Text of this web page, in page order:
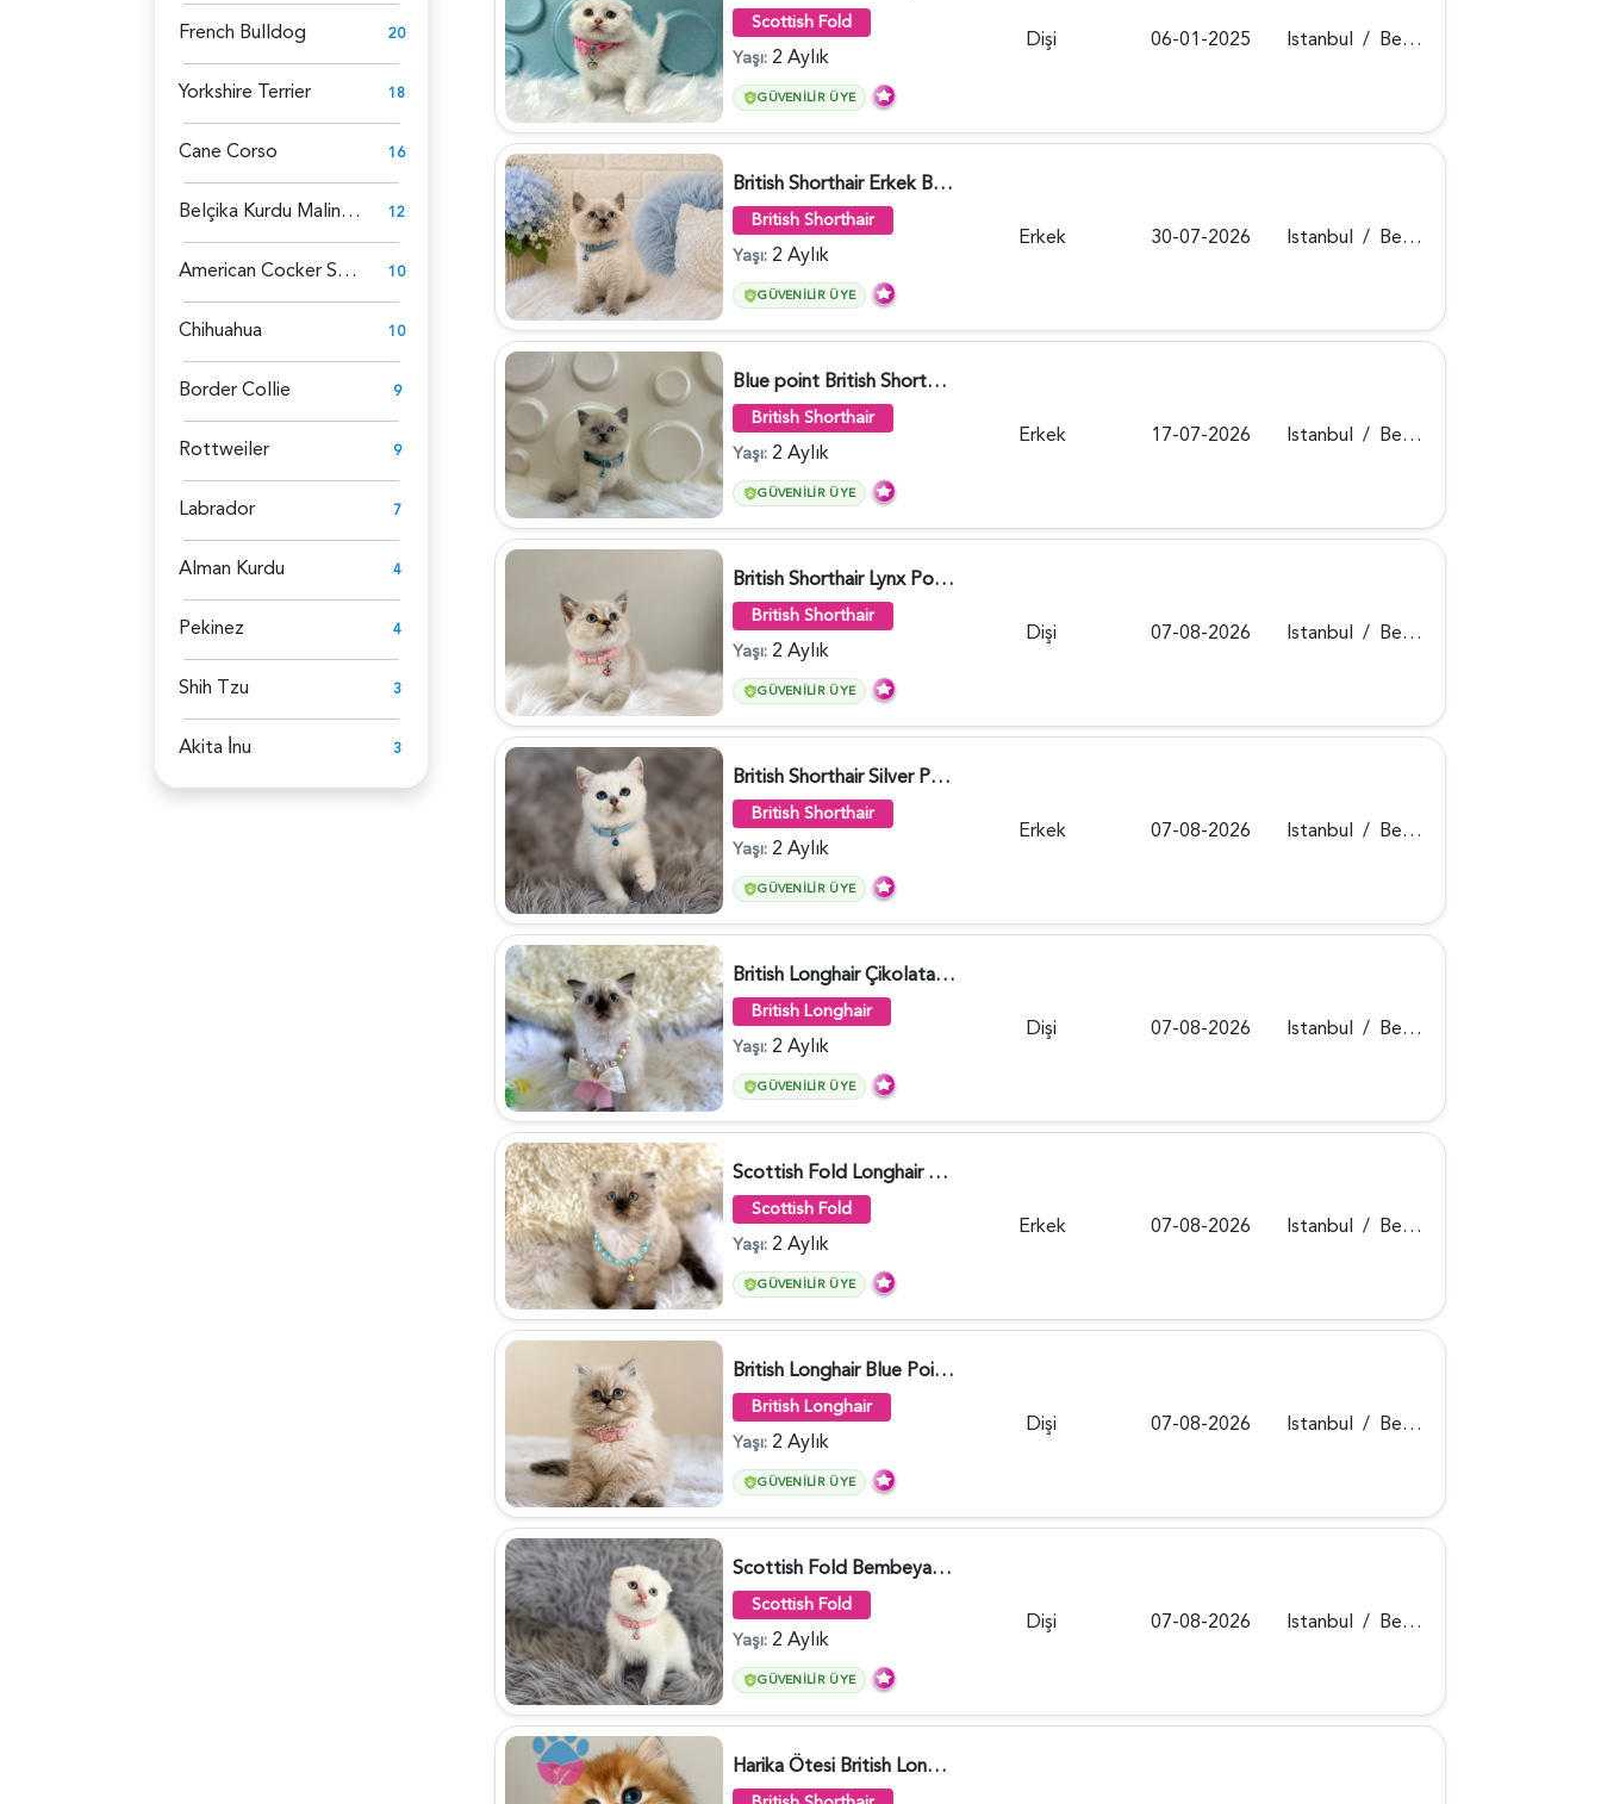
French Bulldog 20
Yorkshire Terrier 18
Cane Corso 16
Belçika Kurdu Malinois 12
American Cocker Spaniel 10
Chihuahua 10
Border Collie 9
Rottweiler 9
Labrador 7
Alman Kurdu 4
Pekinez 4
Shih Tzu 3
Akita İ̇nu 3
Scottish Fold
Yaşı: 2 Aylık
GÜVENILIR ÜYE
Dişi 06-01-2025 Istanbul / Beykoz
British Shorthair Erkek Bluepoint 2 Aylık - 4448
British Shorthair
Yaşı: 2 Aylık
GÜVENILIR ÜYE
Erkek 30-07-2026 Istanbul / Beykoz
Blue point British Shorthair Kedim 2 Aylık - 4132
British Shorthair
Yaşı: 2 Aylık
GÜVENILIR ÜYE
Erkek 17-07-2026 Istanbul / Beykoz
British Shorthair Lynx Point Dişi Yavrumuz Yuva Arıyor - 5148
British Shorthair
Yaşı: 2 Aylık
GÜVENILIR ÜYE
Dişi 07-08-2026 Istanbul / Beykoz
British Shorthair Silver Point Erkek 2 Aylık - 6122
British Shorthair
Yaşı: 2 Aylık
GÜVENILIR ÜYE
Erkek 07-08-2026 Istanbul / Beykoz
British Longhair Çikolata Nadir Renk Göz Kamaştırıcı - 6117
British Longhair
Yaşı: 2 Aylık
GÜVENILIR ÜYE
Dişi 07-08-2026 Istanbul / Beykoz
Scottish Fold Longhair Çikolata Erkek Yavrumuz - 6119
Scottish Fold
Yaşı: 2 Aylık
GÜVENILIR ÜYE
Erkek 07-08-2026 Istanbul / Beykoz
British Longhair Blue Point Afrodit Yuva Arıyor - 6118
British Longhair
Yaşı: 2 Aylık
GÜVENILIR ÜYE
Dişi 07-08-2026 Istanbul / Beykoz
Scottish Fold Bembeyaz Pembe Burun Yavrumuz - 6120
Scottish Fold
Yaşı: 2 Aylık
GÜVENILIR ÜYE
Dişi 07-08-2026 Istanbul / Beykoz
Harika Ötesi British Longhair Golden Parlayan Yıldız - 6141